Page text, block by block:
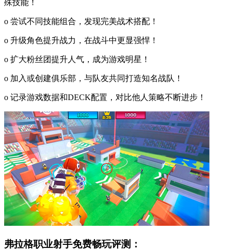
殊技能！
o 尝试不同技能组合，发现完美战术搭配！
o 升级角色提升战力，在战斗中更显强悍！
o 扩大粉丝团提升人气，成为游戏明星！
o 加入或创建俱乐部，与队友共同打造知名战队！
o 记录游戏数据和DECK配置，对比他人策略不断进步！
弗拉格职业射手免费畅玩评测：